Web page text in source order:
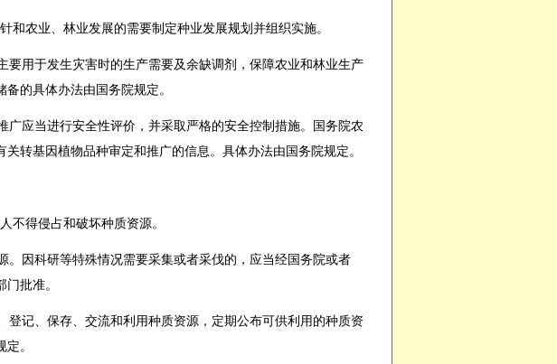
农业、林业发展的需要制定种业发展规划并组织实施。
用于发生灾害时的生产需要及余缺调剂，保障农业和林业生产
的具体办法由国务院规定。
应当进行安全性评价，并采取严格的安全控制措施。国务院农
转基因植物品种审定和推广的信息。具体办法由国务院规定。
得侵占和破坏种质资源。
因科研等特殊情况需要采集或者采伐的，应当经国务院或者
批准。
记、保存、交流和利用种质资源，定期公布可供利用的种质资
。